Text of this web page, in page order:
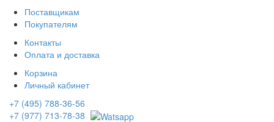
Поставщикам
Покупателям
Контакты
Оплата и доставка
Корзина
Личный кабинет
+7 (495) 788-36-56
+7 (977) 713-78-38